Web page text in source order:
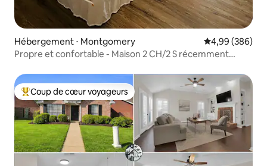
Hébergement ⋅ Montgomery Évaluation
4,99 (386)
Propre et confortable - Maison 2 CH/2 S récemment
Coups de cœur voyageurs les plus appréciés
Coup de cœur voyageurs